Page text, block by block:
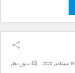
بدون نظر 19 سپتامبر 2020